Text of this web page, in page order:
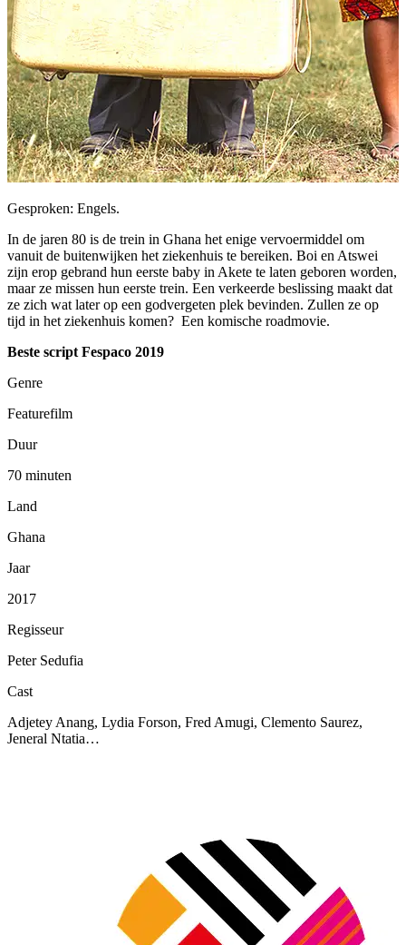
Gesproken: Engels.
In de jaren 80 is de trein in Ghana het enige vervoermiddel om
vanuit de buitenwijken het ziekenhuis te bereiken. Boi en Atswei
zijn erop gebrand hun eerste baby in Akete te laten geboren worden,
maar ze missen hun eerste trein. Een verkeerde beslissing maakt dat
ze zich wat later op een godvergeten plek bevinden. Zullen ze op
tijd in het ziekenhuis komen? Een komische roadmovie.
Beste script Fespaco 2019
Genre
Featurefilm
Duur
70 minuten
Land
Ghana
Jaar
2017
Regisseur
Peter Sedufia
Cast
Adjetey Anang, Lydia Forson, Fred Amugi, Clemento Saurez,
Jeneral Ntatia…